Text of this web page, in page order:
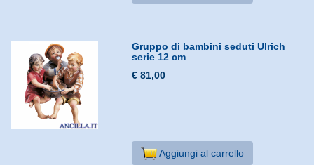
Gruppo di bambini seduti Ulrich
serie 12 cm
€ 81,00
Aggiungi al carrello